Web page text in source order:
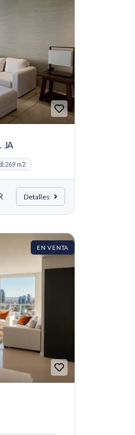
JA
269 m2
Detalles
EN VENTA